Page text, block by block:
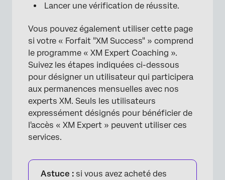
×
Lancer une vérification de réussite.
Vous pouvez également utiliser cette page
si votre « Forfait "XM Success" » comprend
le programme « XM Expert Coaching ».
Suivez les étapes indiquées ci-dessous
pour désigner un utilisateur qui participera
aux permanences mensuelles avec nos
experts XM. Seuls les utilisateurs
expressément désignés pour bénéficier de
l'accès « XM Expert » peuvent utiliser ces
services.
Astuce : si vous avez acheté des